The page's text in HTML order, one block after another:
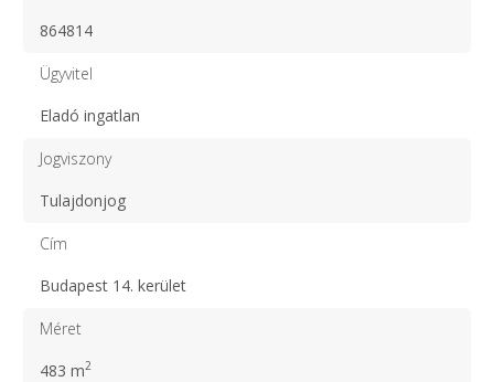
864814
Ügyvitel
Eladó ingatlan
Jogviszony
Tulajdonjog
Cím
Budapest 14. kerület
Méret
483 m2